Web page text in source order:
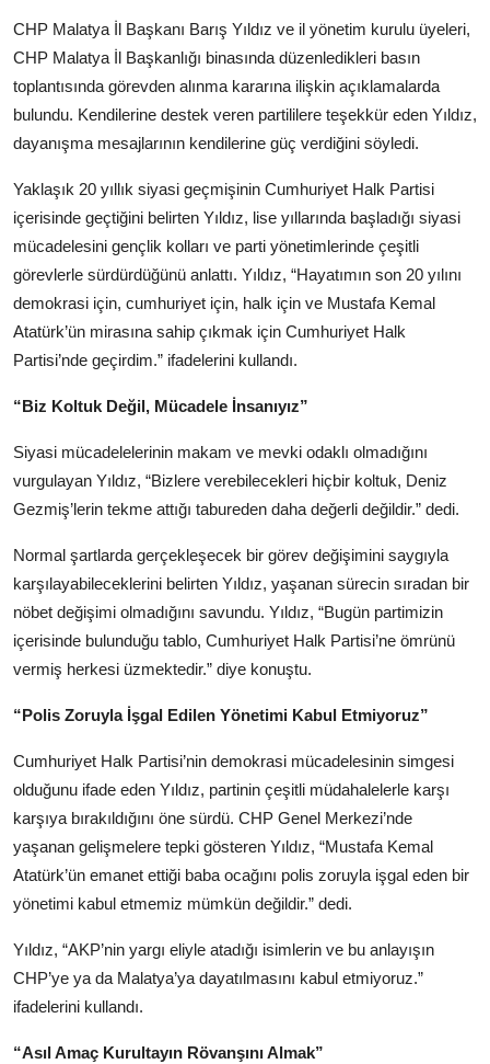
Kamu Kurumları ve Üst Kurullar
CHP Malatya İl Başkanı Barış Yıldız ve il yönetim kurulu üyeleri,
CHP Malatya İl Başkanlığı binasında düzenledikleri basın
toplantısında görevden alınma kararına ilişkin açıklamalarda
bulundu. Kendilerine destek veren partililere teşekkür eden Yıldız,
dayanışma mesajlarının kendilerine güç verdiğini söyledi.
Yaklaşık 20 yıllık siyasi geçmişinin Cumhuriyet Halk Partisi
içerisinde geçtiğini belirten Yıldız, lise yıllarında başladığı siyasi
mücadelesini gençlik kolları ve parti yönetimlerinde çeşitli
görevlerle sürdürdüğünü anlattı. Yıldız, “Hayatımın son 20 yılını
demokrasi için, cumhuriyet için, halk için ve Mustafa Kemal
Atatürk’ün mirasına sahip çıkmak için Cumhuriyet Halk
Partisi’nde geçirdim.” ifadelerini kullandı.
“Biz Koltuk Değil, Mücadele İnsanıyız”
Siyasi mücadelelerinin makam ve mevki odaklı olmadığını
vurgulayan Yıldız, “Bizlere verebilecekleri hiçbir koltuk, Deniz
Gezmiş’lerin tekme attığı tabureden daha değerli değildir.” dedi.
Normal şartlarda gerçekleşecek bir görev değişimini saygıyla
karşılayabileceklerini belirten Yıldız, yaşanan sürecin sıradan bir
nöbet değişimi olmadığını savundu. Yıldız, “Bugün partimizin
içerisinde bulunduğu tablo, Cumhuriyet Halk Partisi’ne ömrünü
vermiş herkesi üzmektedir.” diye konuştu.
“Polis Zoruyla İşgal Edilen Yönetimi Kabul Etmiyoruz”
Cumhuriyet Halk Partisi’nin demokrasi mücadelesinin simgesi
olduğunu ifade eden Yıldız, partinin çeşitli müdahalelerle karşı
karşıya bırakıldığını öne sürdü. CHP Genel Merkezi’nde
yaşanan gelişmelere tepki gösteren Yıldız, “Mustafa Kemal
Atatürk’ün emanet ettiği baba ocağını polis zoruyla işgal eden bir
yönetimi kabul etmemiz mümkün değildir.” dedi.
Yıldız, “AKP’nin yargı eliyle atadığı isimlerin ve bu anlayışın
CHP’ye ya da Malatya’ya dayatılmasını kabul etmiyoruz.”
ifadelerini kullandı.
“Asıl Amaç Kurultayın Rövanşını Almak”